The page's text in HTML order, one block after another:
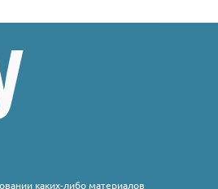
каких-либо материалов